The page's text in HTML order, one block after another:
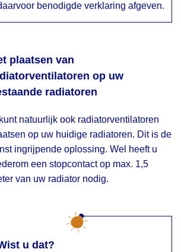
benodigde verklaring afgeven.
plaatsen van
op uw
radiatoren
natuurlijk ook radiatorventilatoren
op uw huidige radiatoren. Dit is de
ingrijpende oplossing. Wel heeft u
een stopcontact op max. 1,5
van uw radiator nodig.
u dat?